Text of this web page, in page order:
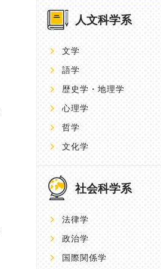
人文科学系
文学
語学
歴史学・地理学
心理学
哲学
文化学
社会科学系
法律学
政治学
国際関係学